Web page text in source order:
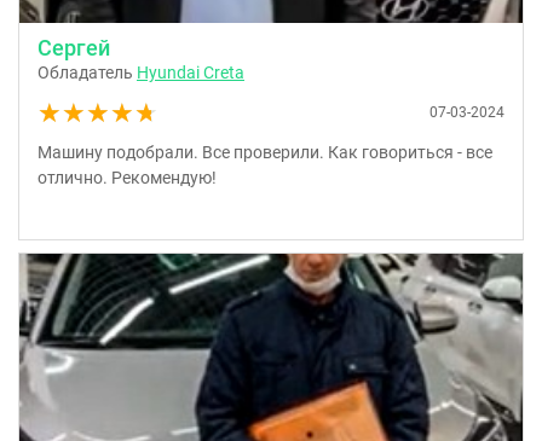
Сергей
Обладатель Hyundai Creta
★★★★★
★★★★★ 07-03-2024
Машину подобрали. Все проверили. Как говориться - все
отлично. Рекомендую!